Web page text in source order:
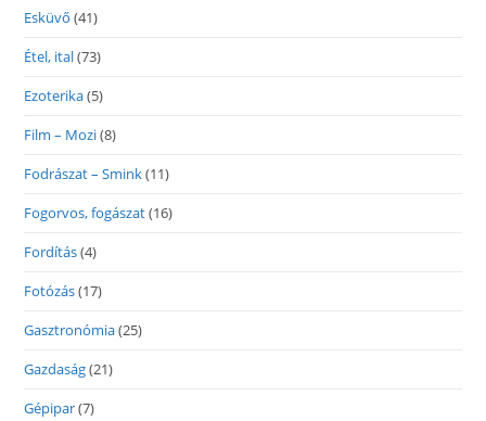
Esküvő (41)
Étel, ital(73)
Ezoterika(5)
Film – Mozi(8)
Fodrászat – Smink(11)
Fogorvos, fogászat(16)
Fordítás(4)
Fotózás(17)
Gasztronómia(25)
Gazdaság(21)
Gépipar(7)